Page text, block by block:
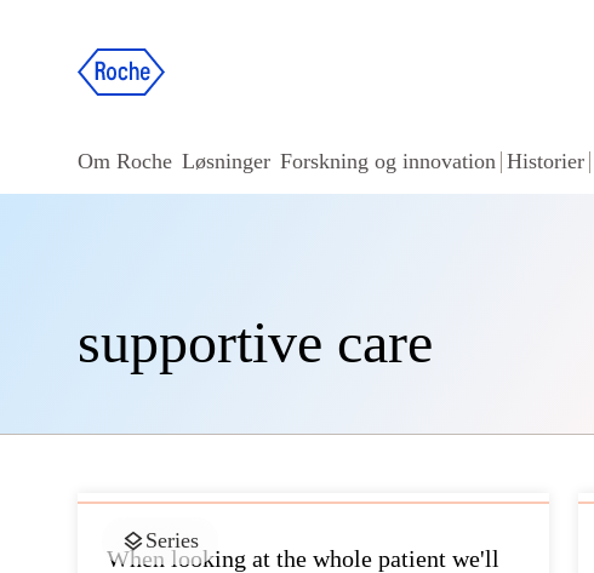
Om Roche Løsninger Forskning og innovation Historier
supportive care
Series
When looking at the whole patient we'll